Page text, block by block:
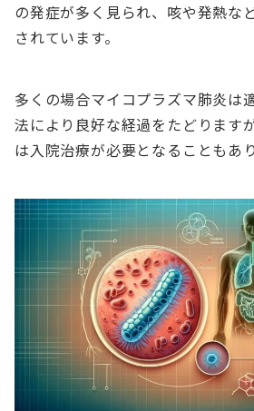
の発症が多く見られ、咳や発熱な
されています。
多くの場合マイコプラズマ肺炎は
法により良好な経過をたどります
は入院治療が必要となることもあり